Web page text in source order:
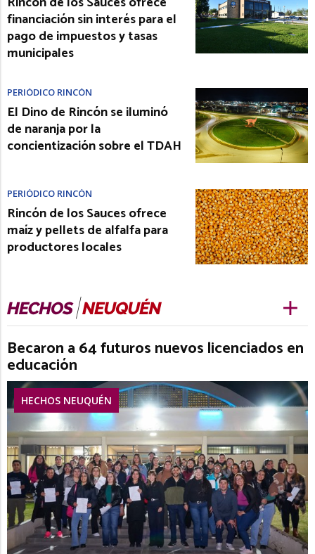
financiación sin interés para el
pago de impuestos y tasas
municipales
PERIÓDICO RINCÓN
El Dino de Rincón se iluminó
de naranja por la
concientización sobre el TDAH
PERIÓDICO RINCÓN
Rincón de los Sauces ofrece
maíz y pellets de alfalfa para
productores locales
Becaron a 64 futuros nuevos licenciados en
educación
HECHOS NEUQUÉN